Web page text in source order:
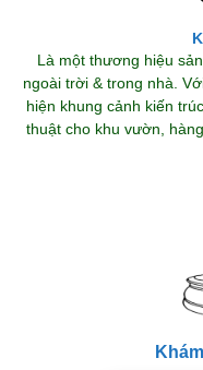
Là một thương hiệu
ngoài trời & trong nhà.
hiện khung cảnh kiến
thuật cho khu vườn,